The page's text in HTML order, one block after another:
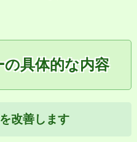
具体的な内容
改善します